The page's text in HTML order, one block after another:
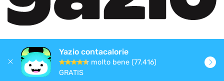
Yazio contacalorie
molto bene (77.416)
GRATIS